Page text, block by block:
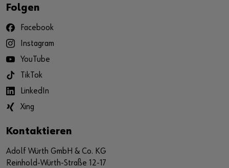
Folgen
Facebook
Instagram
YouTube
TikTok
LinkedIn
Xing
Kontaktieren
Adolf Würth GmbH & Co. KG
Reinhold-Würth-Straße 12-17